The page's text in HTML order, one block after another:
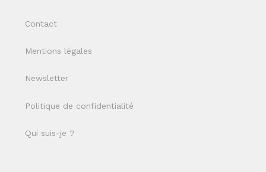
Contact
Mentions légales
Newsletter
Politique de confidentialité
Qui suis-je ?